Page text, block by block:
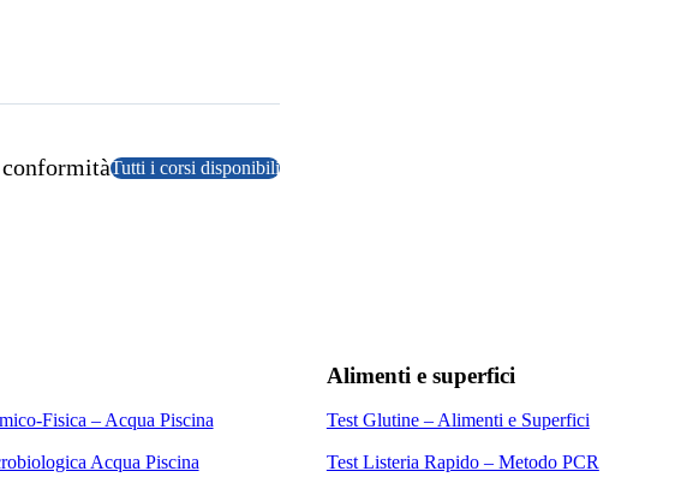
Tutti i corsi disponibili
Fisica – Acqua Piscina
Acqua Piscina
Alimenti e superfici
Test Glutine – Alimenti e Superfici
Test Listeria Rapido – Metodo PCR